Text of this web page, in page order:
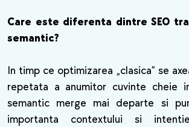
Care este diferenta dintre SEO
semantic?
In timp ce optimizarea „clasica” se
repetata a anumitor cuvinte cheie
semantic merge mai departe si
importanta contextului si